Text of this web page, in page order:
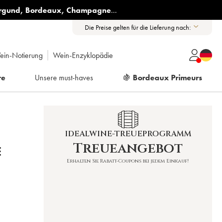
, Bordeaux, Champagne...
Die Preise gelten für die Lieferung nach:
Notierung Wein-Enzyklopädie
Unsere must-haves 🍇 Bordeaux Primeurs
IDEALWINE-TREUEPROGRAMM
Treueangebot
Erhalten Sie Rabatt-Coupons bei jedem Einkauf!